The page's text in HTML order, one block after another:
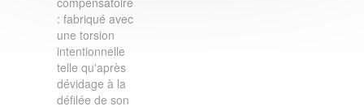
: fabriqué avec
une torsion
intentionnelle
telle qu'après
dévidage à la
défilée de son